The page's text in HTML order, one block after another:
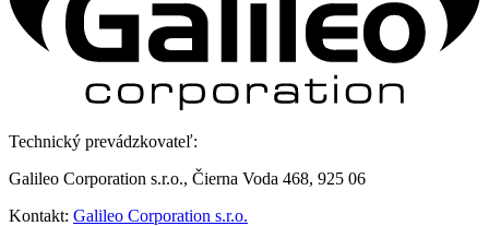
Technický prevádzkovateľ:
Galileo Corporation s.r.o., Čierna Voda 468, 925 06
Kontakt: Galileo Corporation s.r.o.